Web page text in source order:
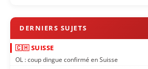
🇨🇭 SUISSE
OL : coup dingue confirmé en Suisse